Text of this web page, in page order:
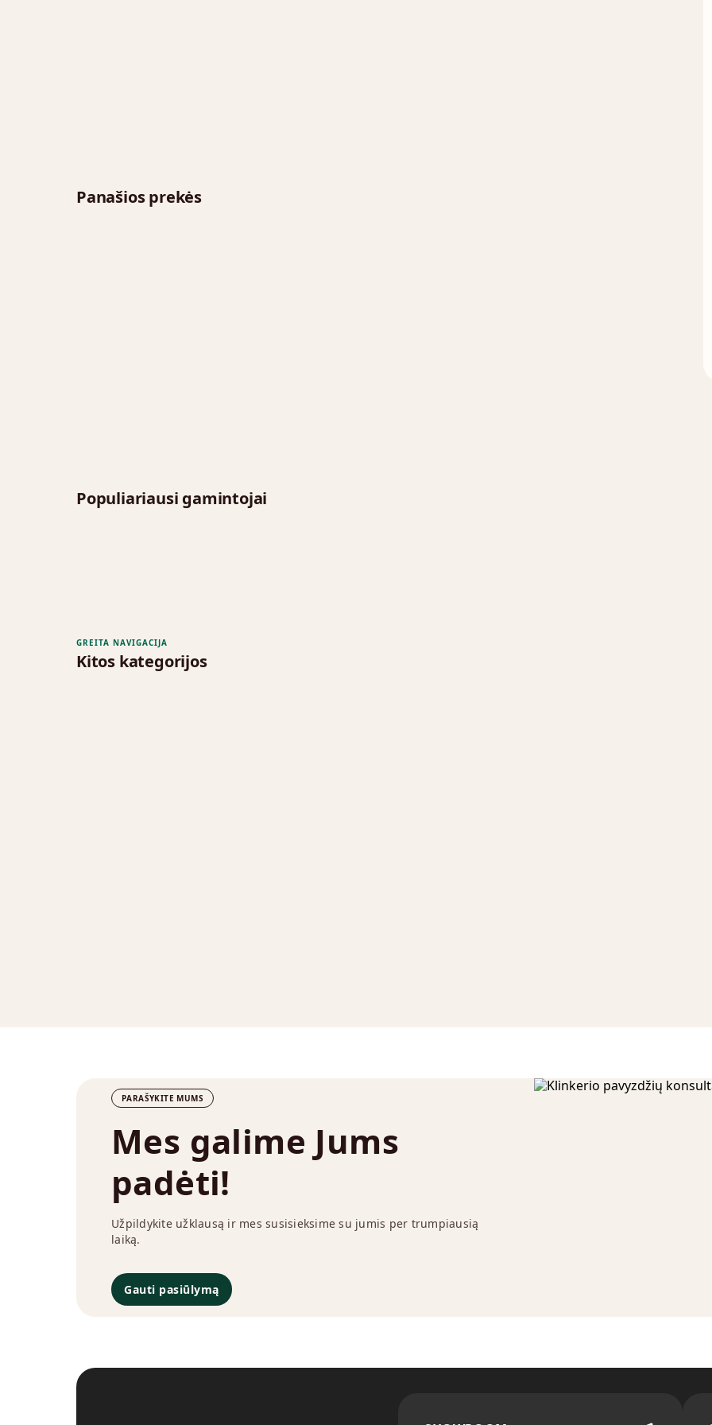
Panašios prekės
Populiariausi gamintojai
GREITA NAVIGACIJA
Kitos kategorijos
PARAŠYKITE MUMS
Mes galime Jums
padėti!
Užpildykite užklausą ir mes susisieksime su jumis per trumpiausią
laiką.
Gauti pasiūlymą